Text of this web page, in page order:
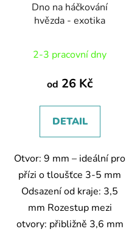
Dno na háčkování
hvězda - exotika
2-3 pracovní dny
od 26 Kč
DETAIL
Otvor: 9 mm – ideální pro
přízi o tloušťce 3-5 mm
Odsazení od kraje: 3,5
mm Rozestup mezi
otvory: přibližně 3,6 mm